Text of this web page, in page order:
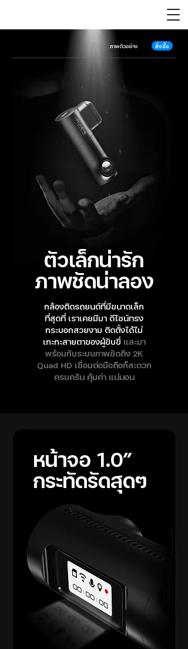
ภาพตัวอย่าง สั่งซื้อ
ตัวเล็กน่ารัก
ภาพชัดน่าลอง
กล้องติดรถยนต์ที่มีขนาดเล็ก
ที่สุดที่ เราเคยมีมา ดีไซน์ทรง
กระบอกสวยงาม ติดตั้งได้ไม่
เกะกะสายตาของผู้ขับขี่ และมา
พร้อมกับระบบภาพชัดถึง 2K
Quad HD เชื่อมต่อมือถือก็สะดวก
ครบครัน คุ้มค่า แน่นอน
หน้าจอ 1.0”
กระทัดรัดสุดๆ